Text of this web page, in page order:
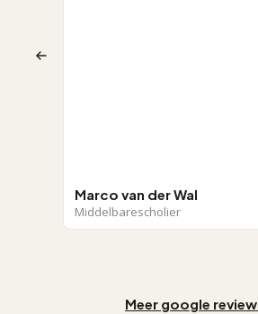
Marco van der Wal
Middelbarescholier
Meer google